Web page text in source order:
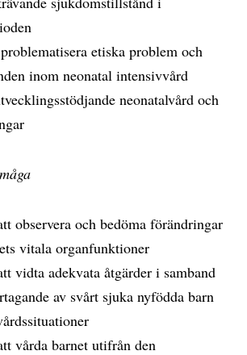
etiska problem och
inom neonatal intensivvård
neonatalvård och
observera och bedöma förändringar
vitala organfunktioner
vidta adekvata åtgärder i samband
av svårt sjuka nyfödda barn
vårda barnet utifrån den